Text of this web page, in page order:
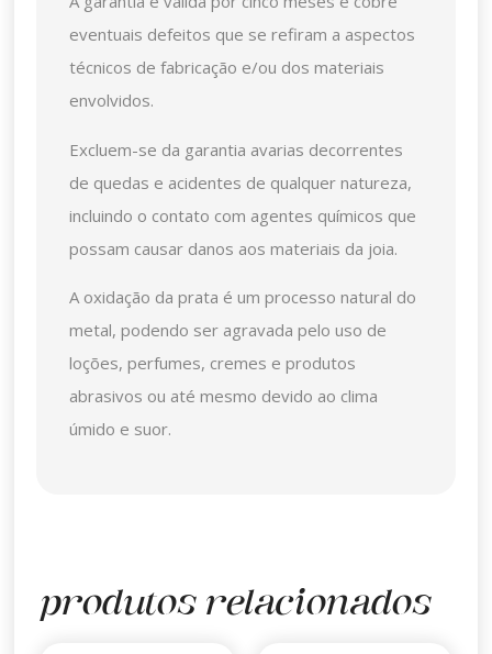
eventuais defeitos que se refiram a aspectos
técnicos de fabricação e/ou dos materiais
envolvidos.
Excluem-se da garantia avarias decorrentes
de quedas e acidentes de qualquer natureza,
incluindo o contato com agentes químicos que
possam causar danos aos materiais da joia.
A oxidação da prata é um processo natural do
metal, podendo ser agravada pelo uso de
loções, perfumes, cremes e produtos
abrasivos ou até mesmo devido ao clima
úmido e suor.
produtos relacionados